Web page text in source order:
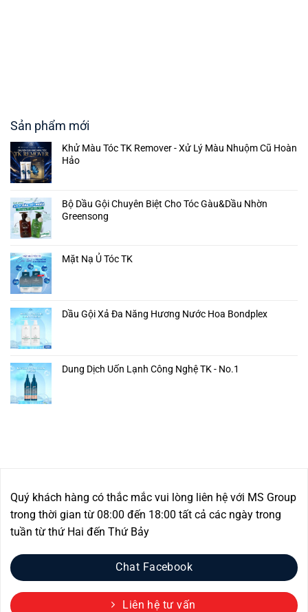
Sản phẩm mới
Khử Màu Tóc TK Remover - Xử Lý Màu Nhuộm Cũ Hoàn
Hảo
Bộ Dầu Gội Chuyên Biệt Cho Tóc Gàu&Dầu Nhờn
Greensong
Mặt Nạ Ủ Tóc TK
Dầu Gội Xả Đa Năng Hương Nước Hoa Bondplex
Dung Dịch Uốn Lạnh Công Nghệ TK - No.1
Quý khách hàng có thắc mắc vui lòng liên hệ với MS Group
trong thời gian từ 08:00 đến 18:00 tất cả các ngày trong
tuần từ thứ Hai đến Thứ Bảy
Chat Facebook
Liên hệ tư vấn